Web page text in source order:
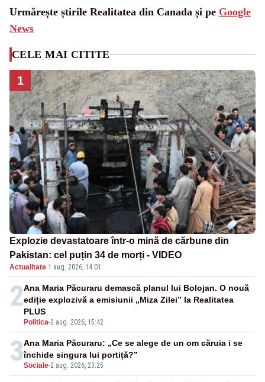
Urmărește știrile Realitatea din Canada și pe Google
News
CELE MAI CITITE
1
Explozie devastatoare într-o mină de cărbune din
Pakistan: cel puțin 34 de morți - VIDEO
Actualitate·1 aug. 2026, 14:01
2
Politica-2 aug. 2026, 15:42
Ana Maria Păcuraru demască planul lui Bolojan. O nouă
ediție explozivă a emisiunii „Miza Zilei” la Realitatea
PLUS
3Sociale-2 aug. 2026, 23:25
Ana Maria Păcuraru: „Ce se alege de un om căruia i se
închide singura lui portiță?”